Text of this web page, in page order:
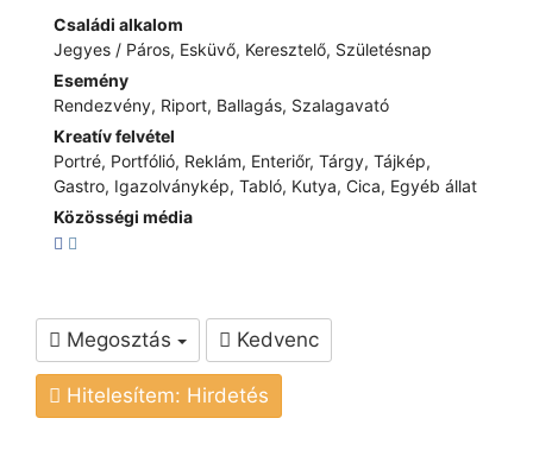
Családi alkalom
Jegyes / Páros, Esküvő, Keresztelő, Születésnap
Esemény
Rendezvény, Riport, Ballagás, Szalagavató
Kreatív felvétel
Portré, Portfólió, Reklám, Enteriőr, Tárgy, Tájkép,
Gastro, Igazolványkép, Tabló, Kutya, Cica, Egyéb állat
Közösségi média
Megosztás Kedvenc
Hitelesítem: Hirdetés